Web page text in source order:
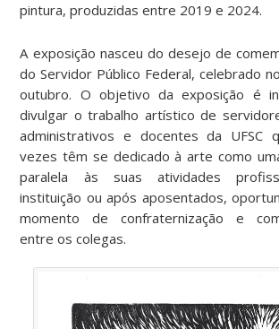
pintura, produzidas entre 2019 e 2024.
A exposição nasceu do desejo de
do Servidor Público Federal, celebrado
outubro. O objetivo da exposição é
divulgar o trabalho artístico de
administrativos e docentes da UFSC
vezes têm se dedicado à arte como
paralela às suas atividades
instituição ou após aposentados,
momento de confraternização e
entre os colegas.